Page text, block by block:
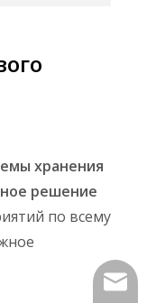
хранения
решение
по всему